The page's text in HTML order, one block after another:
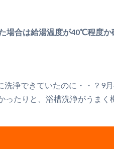
場合は給湯温度が40℃程度か
洗浄できていたのに・・？9
ったりと、浴槽洗浄がうまく